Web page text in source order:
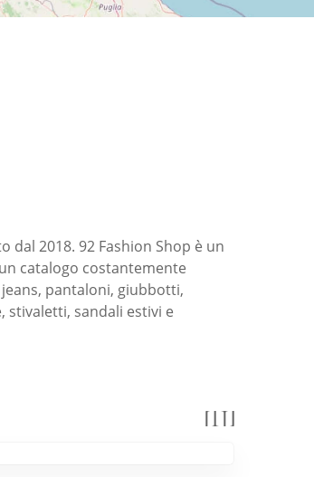
dal 2018. 92 Fashion Shop è un
catalogo costantemente
pantaloni, giubbotti,
stivaletti, sandali estivi e